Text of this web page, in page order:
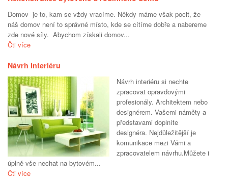
Domov je to, kam se vždy vracíme. Někdy máme však pocit, že
náš domov není to správné místo, kde se cítíme dobře a nabereme
zde nové síly. Abychom získali domov...
Čti více
Návrh interiéru
Návrh interiéru si nechte
zpracovat opravdovými
profesionály. Architektem nebo
designérem. Vašemi náměty a
představami doplníte
designéra. Nejdůležitější je
komunikace mezi Vámi a
zpracovatelem návrhu.Můžete i
úplně vše nechat na bytovém...
Čti více